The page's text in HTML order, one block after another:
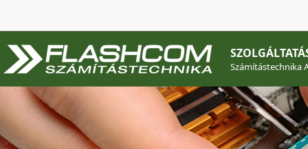
Számítástechnika